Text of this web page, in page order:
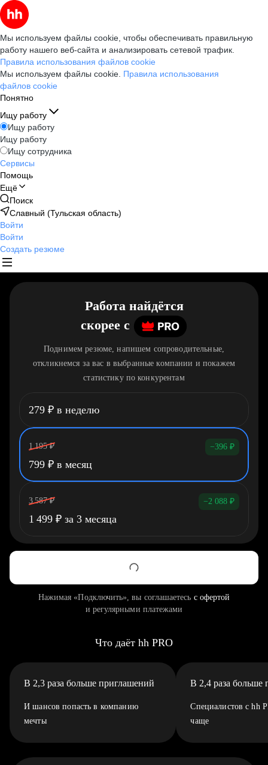
Мы используем файлы cookie, чтобы обеспечивать правильную
работу нашего веб-сайта и анализировать сетевой трафик.
Правила использования файлов cookie
Мы используем файлы cookie. Правила использования
файлов cookie
Понятно
Ищу работу
Ищу работу
Ищу работу
Ищу сотрудника
Сервисы
Помощь
Ещё
Поиск
Славный (Тульская область)
Войти
Войти
Создать резюме
Работа найдётся
скорее c
Поднимем резюме, напишем сопроводительные,
откликнемся за вас в выбранные компании и покажем
статистику по конкурентам
279 ₽ в неделю
1 195 ₽ −396 ₽
799 ₽ в месяц
3 587 ₽ −2 088 ₽
1 499 ₽ за 3 месяца
Нажимая «Подключить», вы соглашаетесь с офертой
и регулярными платежами
Что даёт hh PRO
В 2,3 раза больше приглашений
И шансов попасть в компанию
мечты
В 2,4 раза больше
Специалистов с hh
чаще